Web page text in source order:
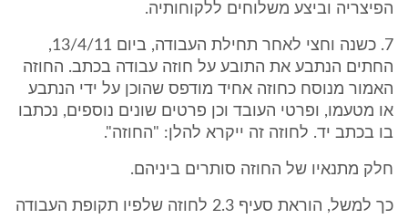
הפיצריה וביצע משלוחים ללקוחותיה.
7. כשנה וחצי לאחר תחילת העבודה, ביום 13/4/11,
החתים הנתבע את התובע על חוזה עבודה בכתב. החוזה
האמור מנוסח כחוזה אחיד מודפס שהוכן על ידי הנתבע
או מטעמו, ופרטי העובד וכן פרטים שונים נוספים, נכתבו
בו בכתב יד. לחוזה זה ייקרא להלן: "החוזה".
חלק מתנאיו של החוזה סותרים ביניהם.
כך למשל, הוראת סעיף 2.3 לחוזה שלפיו תקופת העבודה